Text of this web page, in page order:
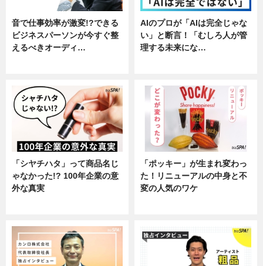
音で仕事効率が激変!?できる
ビジネスパーソンが今すぐ整
えるべきオーディ…
AIのプロが「AIは完全じゃな
い」と断言！「むしろ人が管
理する未来にな…
「シヤチハタ」って商品名じ
ゃなかった!? 100年企業の意
外な真実
「ポッキー」が生まれ変わっ
た！リニューアルの中身と不
変の人気のワケ